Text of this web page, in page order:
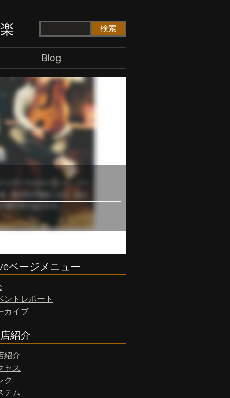
Blog
ページメニュー
ントレポート
カイブ
紹介
紹介
セス
ク
テム